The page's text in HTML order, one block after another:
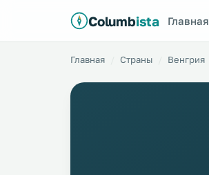
Columbista Главная
Главная Страны Венгрия